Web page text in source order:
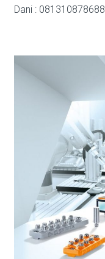
Dani : 081310878688